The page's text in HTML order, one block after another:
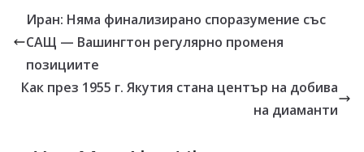
Иран: Няма финализирано споразумение със
САЩ — Вашингтон регулярно променя
позициите
Как през 1955 г. Якутия стана център на добива
на диаманти